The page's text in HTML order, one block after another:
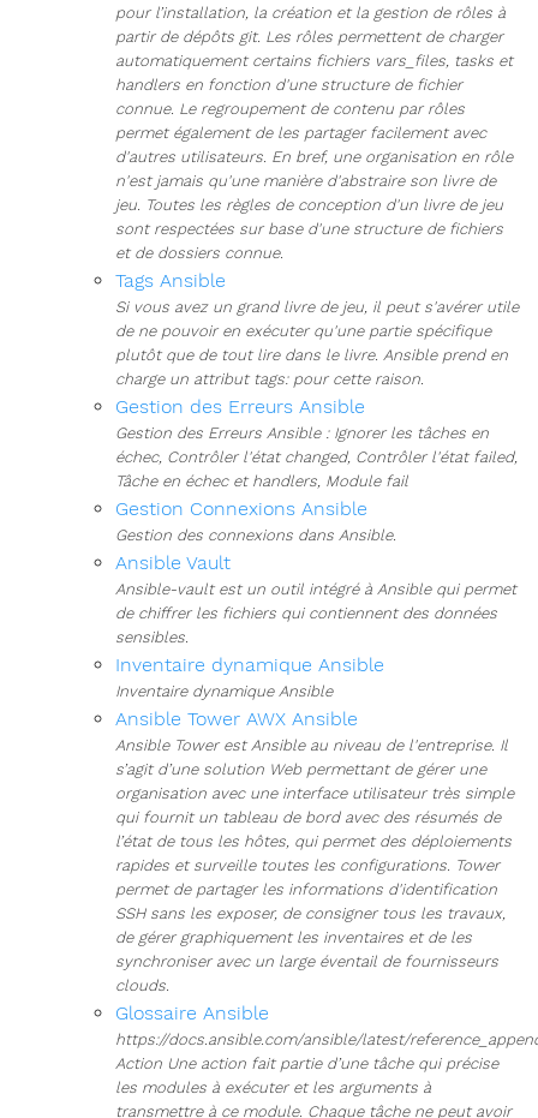
pour l’installation, la création et la gestion de rôles à
partir de dépôts git. Les rôles permettent de charger
automatiquement certains fichiers vars_files, tasks et
handlers en fonction d'une structure de fichier
connue. Le regroupement de contenu par rôles
permet également de les partager facilement avec
d'autres utilisateurs. En bref, une organisation en rôle
n'est jamais qu'une manière d'abstraire son livre de
jeu. Toutes les règles de conception d'un livre de jeu
sont respectées sur base d'une structure de fichiers
et de dossiers connue.
Tags Ansible
Si vous avez un grand livre de jeu, il peut s'avérer utile
de ne pouvoir en exécuter qu'une partie spécifique
plutôt que de tout lire dans le livre. Ansible prend en
charge un attribut tags: pour cette raison.
Gestion des Erreurs Ansible
Gestion des Erreurs Ansible : Ignorer les tâches en
échec, Contrôler l'état changed, Contrôler l'état failed,
Tâche en échec et handlers, Module fail
Gestion Connexions Ansible
Gestion des connexions dans Ansible.
Ansible Vault
Ansible-vault est un outil intégré à Ansible qui permet
de chiffrer les fichiers qui contiennent des données
sensibles.
Inventaire dynamique Ansible
Inventaire dynamique Ansible
Ansible Tower AWX Ansible
Ansible Tower est Ansible au niveau de l'entreprise. Il
s’agit d’une solution Web permettant de gérer une
organisation avec une interface utilisateur très simple
qui fournit un tableau de bord avec des résumés de
l’état de tous les hôtes, qui permet des déploiements
rapides et surveille toutes les configurations. Tower
permet de partager les informations d'identification
SSH sans les exposer, de consigner tous les travaux,
de gérer graphiquement les inventaires et de les
synchroniser avec un large éventail de fournisseurs
clouds.
Glossaire Ansible
https://docs.ansible.com/ansible/latest/
Action Une action fait partie d’une tâche qui précise
les modules à exécuter et les arguments à
transmettre à ce module. Chaque tâche ne peut avoir